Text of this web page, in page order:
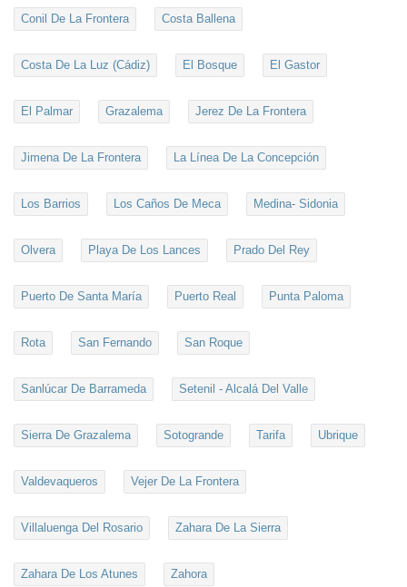
Conil De La Frontera Costa Ballena
Costa De La Luz (Cádiz) El Bosque El Gastor
El Palmar Grazalema Jerez De La Frontera
Jimena De La Frontera La Línea De La Concepción
Los Barrios Los Caños De Meca Medina- Sidonia
Olvera Playa De Los Lances Prado Del Rey
Puerto De Santa María Puerto Real Punta Paloma
Rota San Fernando San Roque
Sanlúcar De Barrameda Setenil - Alcalá Del Valle
Sierra De Grazalema Sotogrande Tarifa Ubrique
Valdevaqueros Vejer De La Frontera
Villaluenga Del Rosario Zahara De La Sierra
Zahara De Los Atunes Zahora